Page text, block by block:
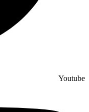
Youtube